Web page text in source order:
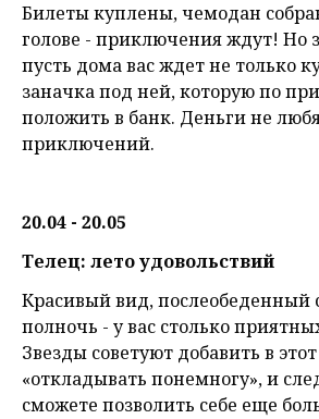
Билеты куплены, чемодан
голове - приключения ждут! Но
пусть дома вас ждет не только
заначка под ней, которую по
положить в банк. Деньги не
приключений.
20.04 - 20.05
Телец: лето удовольствий
Красивый вид, послеобеденный
полночь - у вас столько
Звезды советуют добавить в
«откладывать понемногу», и
сможете позволить себе еще